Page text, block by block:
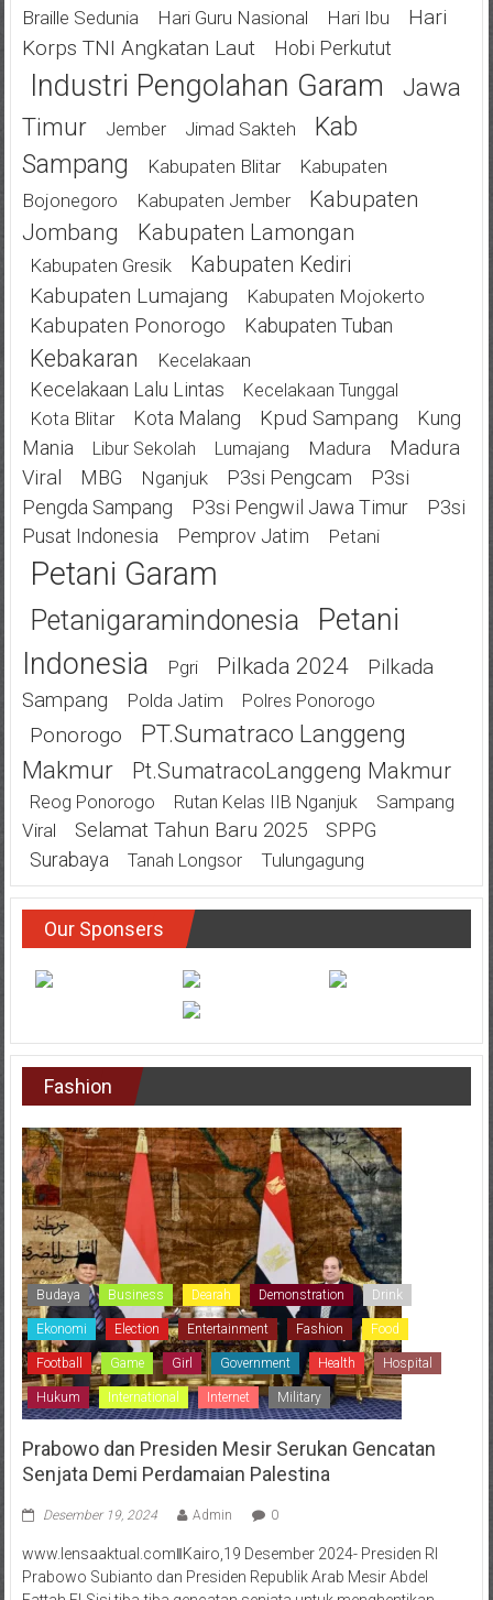
Braille Sedunia Hari Guru Nasional Hari Ibu
Hari
Korps TNI Angkatan Laut
Hobi Perkutut
Industri Pengolahan Garam
Jawa
Timur
Jember Jimad Sakteh
Kab
Sampang
Kabupaten Blitar
Kabupaten
Bojonegoro
Kabupaten Jember
Kabupaten
Jombang
Kabupaten Lamongan
Kabupaten Gresik
Kabupaten Kediri
Kabupaten Lumajang
Kabupaten Mojokerto
Kabupaten Ponorogo Kabupaten Tuban
Kebakaran Kecelakaan
Kecelakaan Lalu Lintas Kecelakaan Tunggal
Kota Blitar Kota Malang Kpud Sampang
Kung
Mania
Libur Sekolah Lumajang Madura
Madura
Viral
MBG Nganjuk P3si Pengcam
P3si
Pengda Sampang
P3si Pengwil Jawa Timur
P3si
Pusat Indonesia
Pemprov Jatim Petani
Petani Garam
Petanigaramindonesia
Petani
Indonesia
Pgri Pilkada 2024
Pilkada
Sampang
Polda Jatim Polres Ponorogo
Ponorogo
PT.Sumatraco Langgeng
Makmur
Pt.SumatracoLanggeng Makmur
Reog Ponorogo Rutan Kelas IIB Nganjuk
Sampang
Viral
Selamat Tahun Baru 2025
SPPG
Surabaya
Tanah Longsor Tulungagung
Our Sponsers
Fashion
Budaya Business Dearah Demonstration Drink
Ekonomi Election Entertainment Fashion Food
Football Game Girl Government Health Hospital
Hukum International Internet Military
Prabowo dan Presiden Mesir Serukan Gencatan
Senjata Demi Perdamaian Palestina
Desember 19, 2024 Admin 0
www.lensaaktual.comǁKairo,19 Desember 2024- Presiden RI
Prabowo Subianto dan Presiden Republik Arab Mesir Abdel